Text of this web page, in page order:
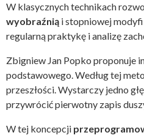
W klasycznych technikach
wyobraźnią i stopniowej
regularną praktykę i analizę
Zbigniew Jan Popko proponuje
podstawowego. Według tej
przeszłości. Wystarczy jedno
przywrócić pierwotny zapis
W tej koncepcji